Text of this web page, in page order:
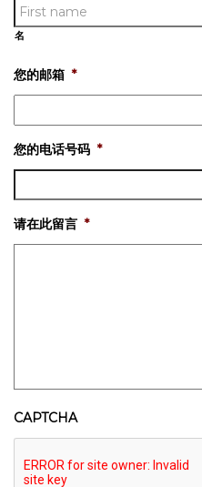
名
您的邮箱 *
您的电话号码 *
请在此留言 *
CAPTCHA